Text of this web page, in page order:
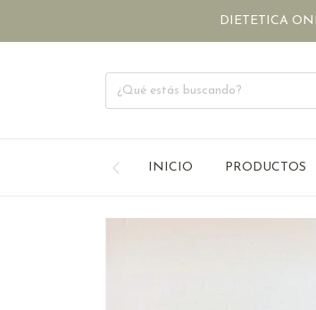
DIETETICA ONLINE
INICIO PRODUCTOS